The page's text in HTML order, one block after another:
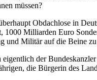
müssen?
Obdachlose in
1000 Milliarden Euro
und Militär auf die Beine
eigentlich der
die Bürgerin des